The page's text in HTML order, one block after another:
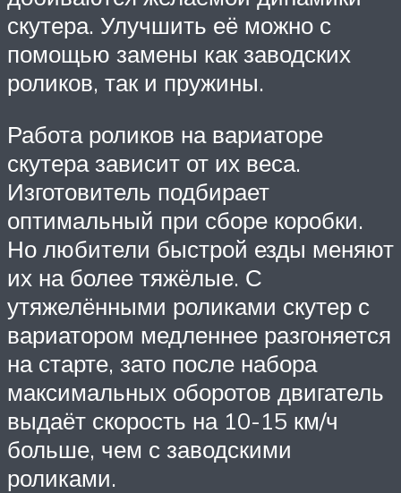
скутера. Улучшить её можно с
помощью замены как заводских
роликов, так и пружины.
Работа роликов на вариаторе
скутера зависит от их веса.
Изготовитель подбирает
оптимальный при сборе коробки.
Но любители быстрой езды меняют
их на более тяжёлые. С
утяжелёнными роликами скутер с
вариатором медленнее разгоняется
на старте, зато после набора
максимальных оборотов двигатель
выдаёт скорость на 10-15 км/ч
больше, чем с заводскими
роликами.